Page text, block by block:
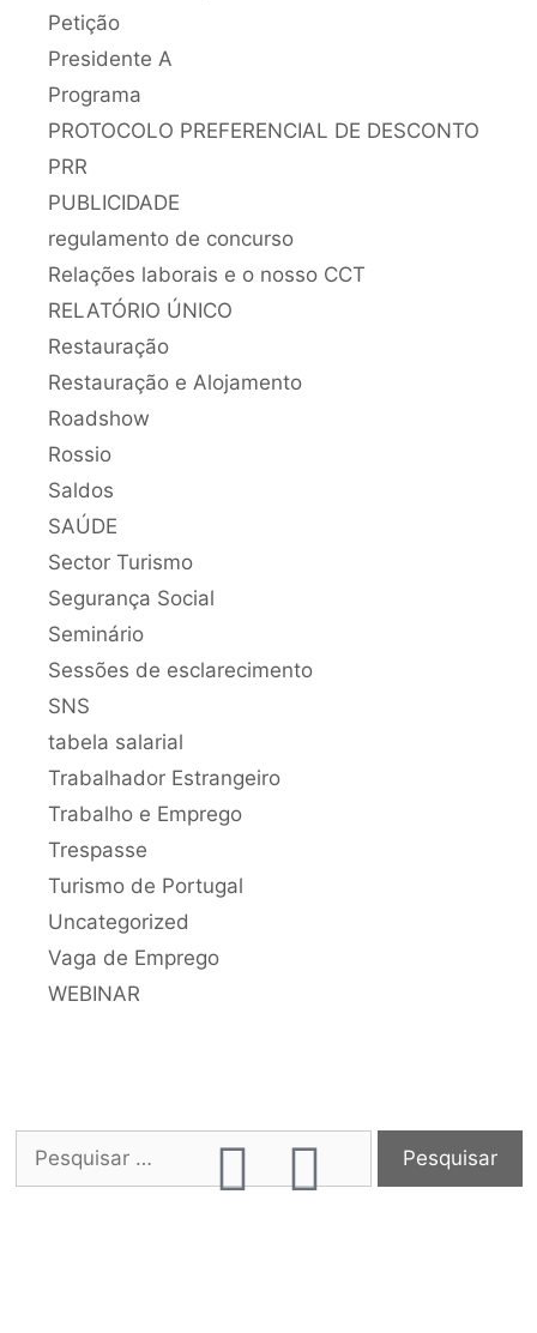
Petição
Presidente A
Programa
PROTOCOLO PREFERENCIAL DE DESCONTO
PRR
PUBLICIDADE
regulamento de concurso
Relações laborais e o nosso CCT
RELATÓRIO ÚNICO
Restauração
Restauração e Alojamento
Roadshow
Rossio
Saldos
SAÚDE
Sector Turismo
Segurança Social
Seminário
Sessões de esclarecimento
SNS
tabela salarial
Trabalhador Estrangeiro
Trabalho e Emprego
Trespasse
Turismo de Portugal
Uncategorized
Vaga de Emprego
WEBINAR